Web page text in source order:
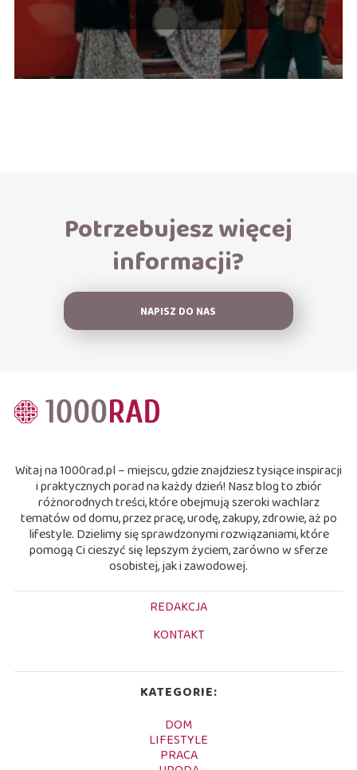
Potrzebujesz więcej
informacji?
NAPISZ DO NAS
Witaj na 1000rad.pl – miejscu, gdzie znajdziesz tysiące inspiracji
i praktycznych porad na każdy dzień! Nasz blog to zbiór
różnorodnych treści, które obejmują szeroki wachlarz
tematów od domu, przez pracę, urodę, zakupy, zdrowie, aż po
lifestyle. Dzielimy się sprawdzonymi rozwiązaniami, które
pomogą Ci cieszyć się lepszym życiem, zarówno w sferze
osobistej, jak i zawodowej.
REDAKCJA
KONTAKT
KATEGORIE:
DOM
LIFESTYLE
PRACA